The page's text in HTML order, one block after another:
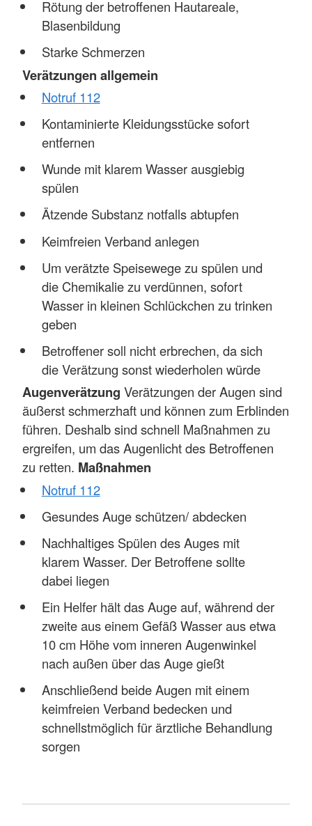
Rötung der betroffenen Hautareale,
Blasenbildung
Starke Schmerzen
Verätzungen allgemein
Notruf 112
Kontaminierte Kleidungsstücke sofort
entfernen
Wunde mit klarem Wasser ausgiebig
spülen
Ätzende Substanz notfalls abtupfen
Keimfreien Verband anlegen
Um verätzte Speisewege zu spülen und
die Chemikalie zu verdünnen, sofort
Wasser in kleinen Schlückchen zu trinken
geben
Betroffener soll nicht erbrechen, da sich
die Verätzung sonst wiederholen würde
Augenverätzung Verätzungen der Augen sind
äußerst schmerzhaft und können zum Erblinden
führen. Deshalb sind schnell Maßnahmen zu
ergreifen, um das Augenlicht des Betroffenen
zu retten. Maßnahmen
Notruf 112
Gesundes Auge schützen/ abdecken
Nachhaltiges Spülen des Auges mit
klarem Wasser. Der Betroffene sollte
dabei liegen
Ein Helfer hält das Auge auf, während der
zweite aus einem Gefäß Wasser aus etwa
10 cm Höhe vom inneren Augenwinkel
nach außen über das Auge gießt
Anschließend beide Augen mit einem
keimfreien Verband bedecken und
schnellstmöglich für ärztliche Behandlung
sorgen